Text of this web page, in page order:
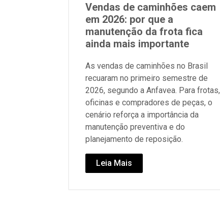
Vendas de caminhões caem
em 2026: por que a
manutenção da frota fica
ainda mais importante
As vendas de caminhões no Brasil
recuaram no primeiro semestre de
2026, segundo a Anfavea. Para frotas,
oficinas e compradores de peças, o
cenário reforça a importância da
manutenção preventiva e do
planejamento de reposição.
Leia Mais